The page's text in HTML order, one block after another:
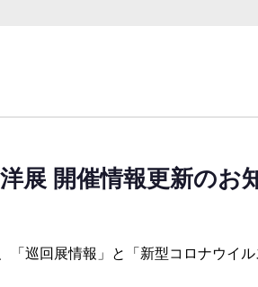
展 開催情報更新のお
「巡回展情報」と「新型コロナウイ